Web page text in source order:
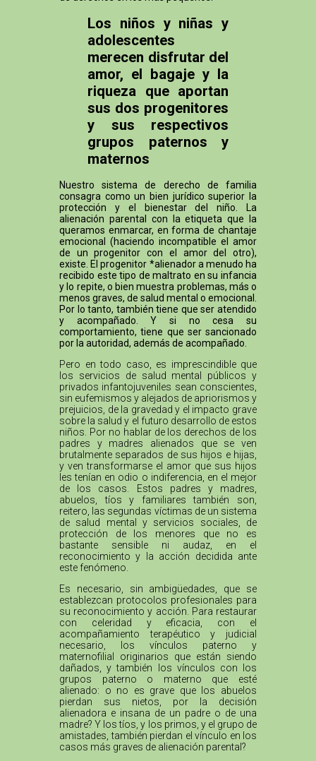
Los niños y niñas y
adolescentes
merecen disfrutar del
amor, el bagaje y la
riqueza que aportan
sus dos progenitores
y sus respectivos
grupos paternos y
maternos
Nuestro sistema de derecho de familia
consagra como un bien jurídico superior la
protección y el bienestar del niño. La
alienación parental con la etiqueta que la
queramos enmarcar, en forma de chantaje
emocional (haciendo incompatible el amor
de un progenitor con el amor del otro),
existe. El progenitor *alienador a menudo ha
recibido este tipo de maltrato en su infancia
y lo repite, o bien muestra problemas, más o
menos graves, de salud mental o emocional.
Por lo tanto, también tiene que ser atendido
y acompañado. Y si no cesa su
comportamiento, tiene que ser sancionado
por la autoridad, además de acompañado.
Pero en todo caso, es imprescindible que
los servicios de salud mental públicos y
privados infantojuveniles sean conscientes,
sin eufemismos y alejados de apriorismos y
prejuicios, de la gravedad y el impacto grave
sobre la salud y el futuro desarrollo de estos
niños. Por no hablar de los derechos de los
padres y madres alienados que se ven
brutalmente separados de sus hijos e hijas,
y ven transformarse el amor que sus hijos
les tenían en odio o indiferencia, en el mejor
de los casos. Estos padres y madres,
abuelos, tíos y familiares también son,
reitero, las segundas víctimas de un sistema
de salud mental y servicios sociales, de
protección de los menores que no es
bastante sensible ni audaz, en el
reconocimiento y la acción decidida ante
este fenómeno.
Es necesario, sin ambigüedades, que se
establezcan protocolos profesionales para
su reconocimiento y acción. Para restaurar
con celeridad y eficacia, con el
acompañamiento terapéutico y judicial
necesario, los vínculos paterno y
maternofilial originarios que están siendo
dañados, y también los vínculos con los
grupos paterno o materno que esté
alienado: o no es grave que los abuelos
pierdan sus nietos, por la decisión
alienadora e insana de un padre o de una
madre? Y los tíos, y los primos, y el grupo de
amistades, también pierdan el vínculo en los
casos más graves de alienación parental?